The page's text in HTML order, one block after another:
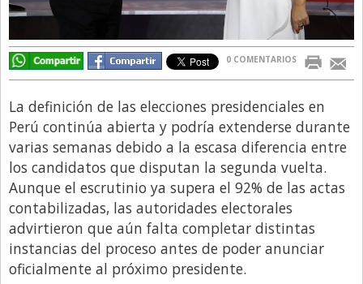
El Innovador
El Precio Que Yo Ví
Entrevista
Entrevista Exclusiva
Finanzas
Gastronomia
Internacionales
La Opinión del Director
Legales
Libro de Quejas
0 COMENTARIOS
La definición de las elecciones presidenciales en
Perú continúa abierta y podría extenderse durante
varias semanas debido a la escasa diferencia entre
los candidatos que disputan la segunda vuelta.
Aunque el escrutinio ya supera el 92% de las actas
contabilizadas, las autoridades electorales
advirtieron que aún falta completar distintas
instancias del proceso antes de poder anunciar
oficialmente al próximo presidente.